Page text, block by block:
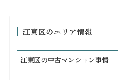
江東区のエリア情報
江東区の中古マンション事情